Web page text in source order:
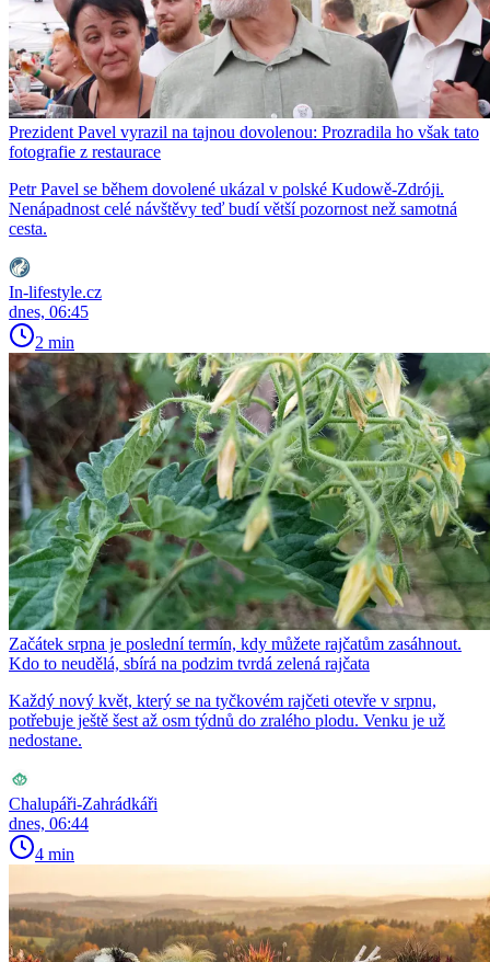
Prezident Pavel vyrazil na tajnou dovolenou: Prozradila ho však tato
fotografie z restaurace
Petr Pavel se během dovolené ukázal v polské Kudowě-Zdróji.
Nenápadnost celé návštěvy teď budí větší pozornost než samotná
cesta.
In-lifestyle.cz
dnes, 06:45
2 min
Začátek srpna je poslední termín, kdy můžete rajčatům zasáhnout.
Kdo to neudělá, sbírá na podzim tvrdá zelená rajčata
Každý nový květ, který se na tyčkovém rajčeti otevře v srpnu,
potřebuje ještě šest až osm týdnů do zralého plodu. Venku je už
nedostane.
Chalupáři-Zahrádkáři
dnes, 06:44
4 min